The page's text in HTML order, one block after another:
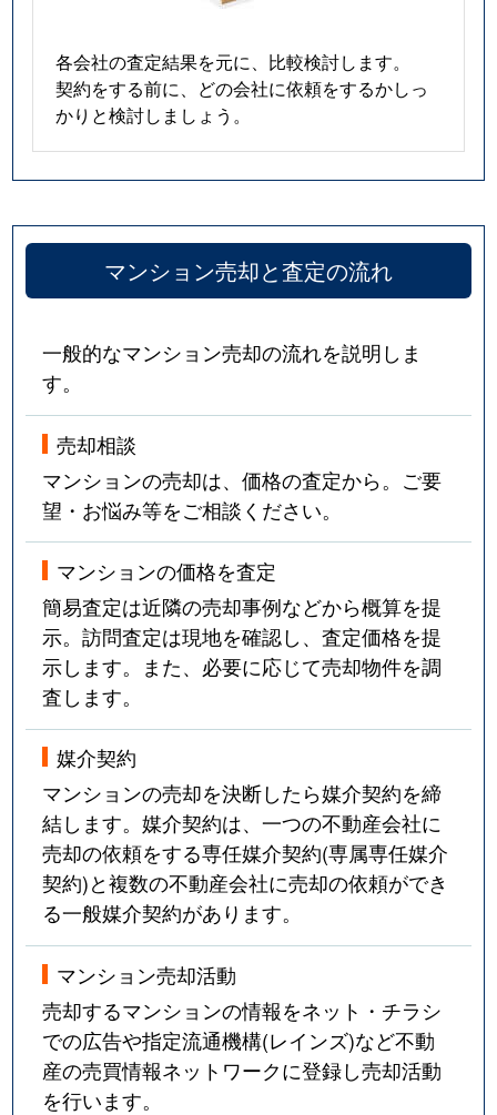
各会社の査定結果を元に、比較検討します。
契約をする前に、どの会社に依頼をするかしっ
かりと検討しましょう。
マンション売却と査定の流れ
一般的なマンション売却の流れを説明しま
す。
売却相談
マンションの売却は、価格の査定から。ご要
望・お悩み等をご相談ください。
マンションの価格を査定
簡易査定は近隣の売却事例などから概算を提
示。訪問査定は現地を確認し、査定価格を提
示します。また、必要に応じて売却物件を調
査します。
媒介契約
マンションの売却を決断したら媒介契約を締
結します。媒介契約は、一つの不動産会社に
売却の依頼をする専任媒介契約(専属専任媒介
契約)と複数の不動産会社に売却の依頼ができ
る一般媒介契約があります。
マンション売却活動
売却するマンションの情報をネット・チラシ
での広告や指定流通機構(レインズ)など不動
産の売買情報ネットワークに登録し売却活動
を行います。